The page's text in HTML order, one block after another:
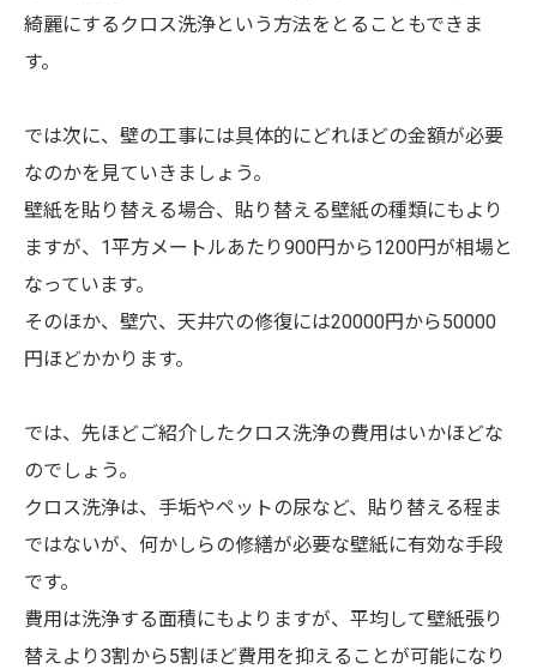
綺麗にするクロス洗浄という方法をとることもできま
す。
では次に、壁の工事には具体的にどれほどの金額が必要
なのかを見ていきましょう。
壁紙を貼り替える場合、貼り替える壁紙の種類にもより
ますが、1平方メートルあたり900円から1200円が相場と
なっています。
そのほか、壁穴、天井穴の修復には20000円から50000
円ほどかかります。
では、先ほどご紹介したクロス洗浄の費用はいかほどな
のでしょう。
クロス洗浄は、手垢やペットの尿など、貼り替える程ま
ではないが、何かしらの修繕が必要な壁紙に有効な手段
です。
費用は洗浄する面積にもよりますが、平均して壁紙張り
替えより3割から5割ほど費用を抑えることが可能になり